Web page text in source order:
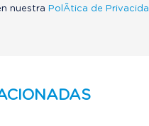
nuestra PolÃ­tica de